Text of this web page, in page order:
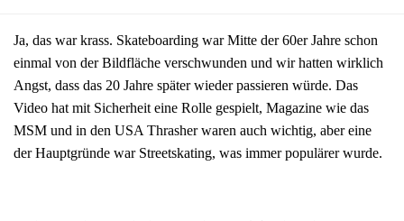
Ja, das war krass. Skateboarding war Mitte der 60er Jahre schon
einmal von der Bildfläche verschwunden und wir hatten wirklich
Angst, dass das 20 Jahre später wieder passieren würde. Das
Video hat mit Sicherheit eine Rolle gespielt, Magazine wie das
MSM und in den USA Thrasher waren auch wichtig, aber eine
der Hauptgründe war Streetskating, was immer populärer wurde.